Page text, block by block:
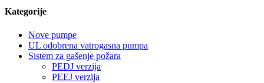
Kategorije
Nove pumpe
UL odobrena vatrogasna pumpa
Sistem za gašenje požara
PEDJ verzija
PEEJ verzija